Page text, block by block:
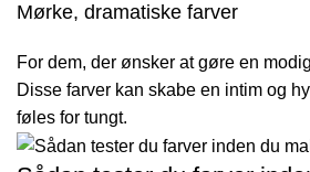
Mørke, dramatiske farver
For dem, der ønsker at gøre en
Disse farver kan skabe en intim og
føles for tungt.